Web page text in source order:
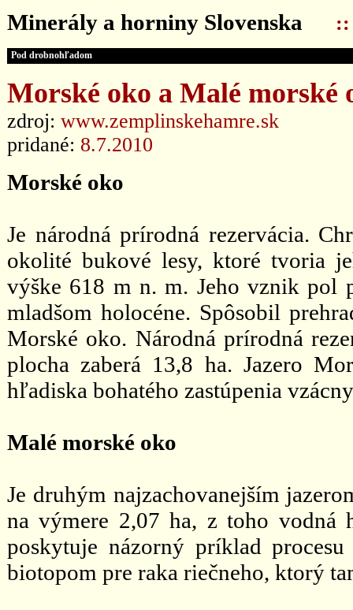
Minerály a horniny Slovenska ::
Pod drobnohľadom
Morské oko a Malé morské
zdroj: www.zemplinskehamre.sk
pridané: 8.7.2010
Morské oko
Je národná prírodná rezervácia.
okolité bukové lesy, ktoré tvoria
výške 618 m n. m. Jeho vznik pol
mladšom holocéne. Spôsobil
Morské oko. Národná prírodná
plocha zaberá 13,8 ha. Jazero
hľadiska bohatého zastúpenia
Malé morské oko
Je druhým najzachovanejším
na výmere 2,07 ha, z toho vodná
poskytuje názorný príklad
biotopom pre raka riečneho, ktorý